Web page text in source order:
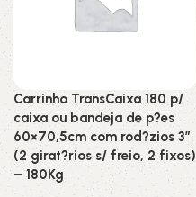
Carrinho TransCaixa 180 p/
caixa ou bandeja de p?es
60×70,5cm com rod?zios 3”
(2 girat?rios s/ freio, 2 fixos)
– 180Kg